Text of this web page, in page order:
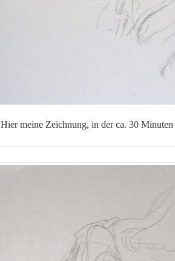
Hier meine Zeichnung, in der ca. 30 Minuten